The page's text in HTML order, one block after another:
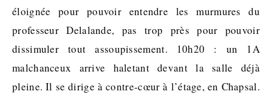
éloignée pour pouvoir entendre les murmures du
professeur Delalande, pas trop près pour pouvoir
dissimuler tout assoupissement. 10h20 : un 1A
malchanceux arrive haletant devant la salle déjà
pleine. Il se dirige à contre-cœur à l’étage, en Chapsal.